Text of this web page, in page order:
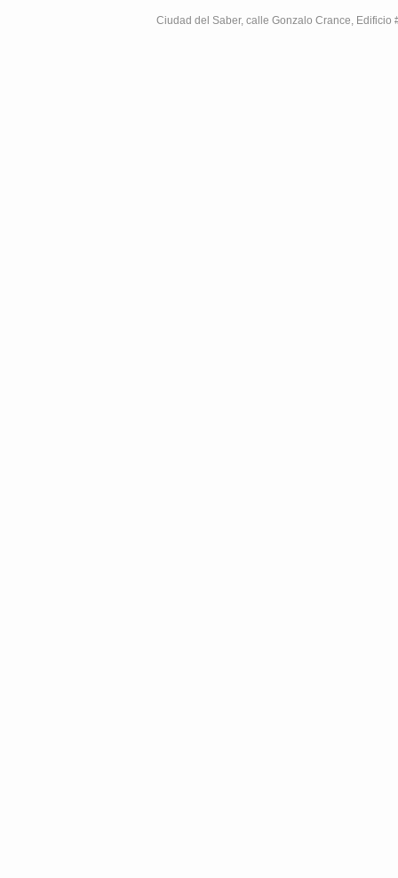
Ciudad del Saber, calle Gonzalo Crance,